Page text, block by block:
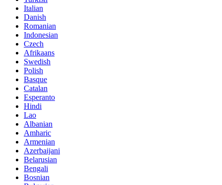
Italian
Danish
Romanian
Indonesian
Czech
Afrikaans
Swedish
Polish
Basque
Catalan
Esperanto
Hindi
Lao
Albanian
Amharic
Armenian
Azerbaijani
Belarusian
Bengali
Bosnian